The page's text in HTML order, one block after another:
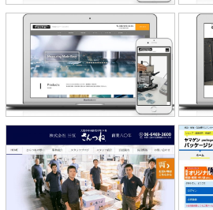
株式会社フィッシャー・インストル
メンツ 様
株式会社 三恒 様
山元